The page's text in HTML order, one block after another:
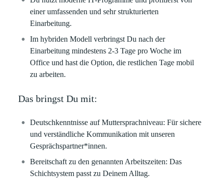
einer umfassenden und sehr strukturierten
Einarbeitung.
Im hybriden Modell verbringst Du nach der
Einarbeitung mindestens 2-3 Tage pro Woche im
Office und hast die Option, die restlichen Tage mobil
zu arbeiten.
Das bringst Du mit:
Deutschkenntnisse auf Muttersprachniveau: Für sichere
und verständliche Kommunikation mit unseren
Gesprächspartner*innen.
Bereitschaft zu den genannten Arbeitszeiten: Das
Schichtsystem passt zu Deinem Alltag.